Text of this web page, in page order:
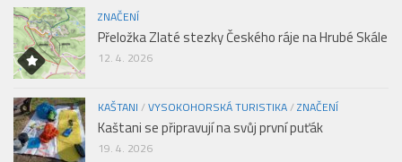
ZNAČENÍ
Přeložka Zlaté stezky Českého ráje na Hrubé Skále
12. 4. 2026
KAŠTANI /VYSOKOHORSKÁ TURISTIKA/ZNAČENÍ
Kaštani se připravují na svůj první puťák
19. 4. 2026